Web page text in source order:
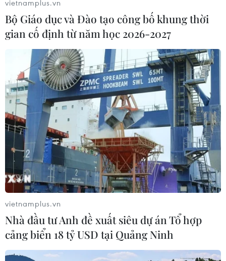
vietnamplus.vn
Bộ Giáo dục và Đào tạo công bố khung thời
gian cố định từ năm học 2026-2027
vietnamplus.vn
Nhà đầu tư Anh đề xuất siêu dự án Tổ hợp
cảng biển 18 tỷ USD tại Quảng Ninh